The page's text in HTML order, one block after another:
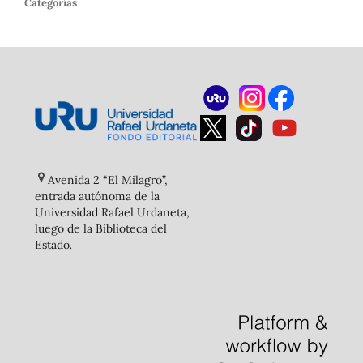
Categorías
Avenida 2 “El Milagro”,
entrada autónoma de la
Universidad Rafael Urdaneta,
luego de la Biblioteca del
Estado.